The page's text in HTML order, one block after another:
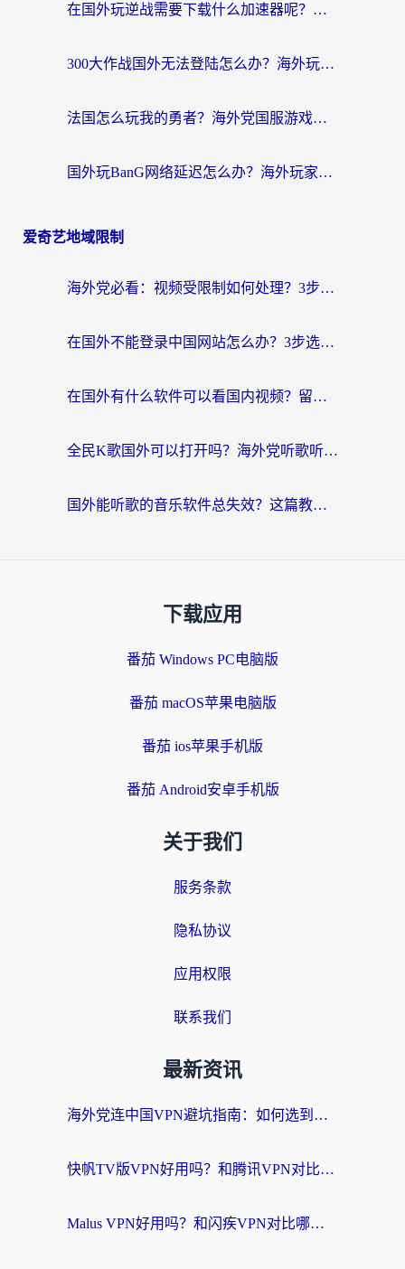
在国外玩逆战需要下载什么加速器呢？海外党亲测有效的国服游戏加速指南
300大作战国外无法登陆怎么办？海外玩家亲测有效的解决指南
法国怎么玩我的勇者？海外党国服游戏不卡攻略，附3款热门游戏加速实测
国外玩BanG网络延迟怎么办？海外玩家亲测有效的国服游戏加速指南
爱奇艺地域限制
海外党必看：视频受限制如何处理？3步解决国内剧番“看不了”难题
在国外不能登录中国网站怎么办？3步选对回国加速器，无缝刷剧、办业务
在国外有什么软件可以看国内视频？留学生亲测的追剧救星来了
全民K歌国外可以打开吗？海外党听歌听书无限制的实用指南
国外能听歌的音乐软件总失效？这篇教你怎么在海外流畅听网易云
下载应用
番茄 Windows PC电脑版
番茄 macOS苹果电脑版
番茄 ios苹果手机版
番茄 Android安卓手机版
关于我们
服务条款
隐私协议
应用权限
联系我们
最新资讯
海外党连中国VPN避坑指南：如何选到真正能无缝刷国内资源的加速器？
快帆TV版VPN好用吗？和腾讯VPN对比哪个回国效果更好？海外党必看的真实体验指南
Malus VPN好用吗？和闪疾VPN对比哪个回国效果更好？海外华人的实用避坑指南